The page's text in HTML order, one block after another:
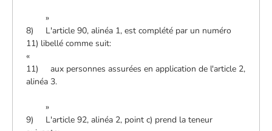
»
8) L'article 90, alinéa 1, est complété par un numéro
11) libellé comme suit:
«
11) aux personnes assurées en application de l'article 2,
alinéa 3.
»
9) L'article 92, alinéa 2, point c) prend la teneur